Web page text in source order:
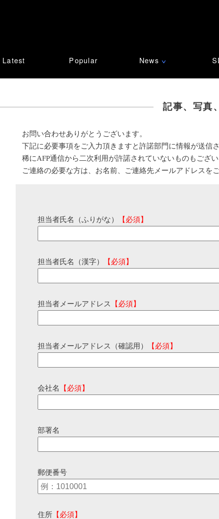
Latest Popular News ∨
記事、写真
お問い合わせありがとうございます。
下記に必要事項をご入力頂きますと許諾部門に情報が送信
稀にAFP通信から二次利用が許諾されていないものもござ
ご連絡の必要な方は、お名前、ご連絡先メールアドレスを
担当者氏名（ふりがな） 【必須】
担当者氏名（漢字） 【必須】
担当者メールアドレス 【必須】
担当者メールアドレス（確認用） 【必須】
会社名 【必須】
部署名
郵便番号
住所 【必須】